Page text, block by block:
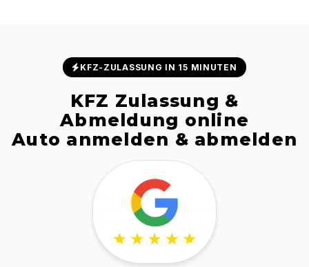
KFZ-ZULASSUNG IN 15 MINUTEN
KFZ Zulassung &
Abmeldung online
Auto anmelden & abmelden